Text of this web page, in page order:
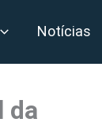
Notícias
da